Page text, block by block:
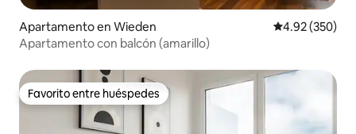
Apartamento en Wieden Calificación
4.92 (350)
Apartamento con balcón (amarillo)
Favorito entre huéspedes
Favorito entre huéspedes